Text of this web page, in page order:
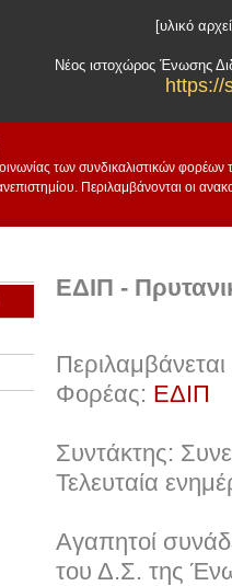
[υλικό
Νέος ιστοχώρος Ένωσης
https://
των συνδικαλιστικών
Περιλαμβάνονται οι
ΕΔΙΠ -
Φορέας: ΕΔΙΠ
Συντάκτης:
Τελευταία
Αγαπητοί
του Δ.Σ. της